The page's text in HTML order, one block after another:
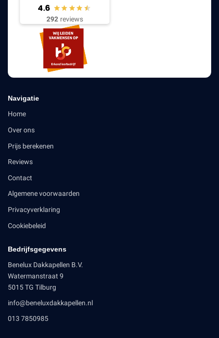
4.6
292 reviews
Navigatie
Home
Over ons
Prijs berekenen
Reviews
Contact
Algemene voorwaarden
Privacyverklaring
Cookiebeleid
Bedrijfsgegevens
Benelux Dakkapellen B.V.
Watermanstraat 9
5015 TG Tilburg
info@beneluxdakkapellen.nl
013 7850985